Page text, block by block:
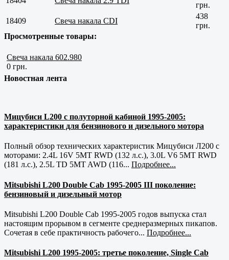
грн.
18409
Свеча накала CDI
438
грн.
Просмотренные товары:
Свеча накала 602.980
0 грн.
Новостная лента
Мицубиси L200 с полуторной кабиной 1995-2005:
характеристики для бензинового и дизельного мотора
Полный обзор технических характеристик Мицубиси Л200 с
моторами: 2.4L 16V 5MT RWD (132 л.с.), 3.0L V6 5MT RWD
(181 л.с.), 2.5L TD 5MT AWD (116... Подробнее...
Mitsubishi L200 Double Cab 1995-2005 III поколение:
бензиновый и дизельный мотор
Mitsubishi L200 Double Cab 1995-2005 годов выпуска стал
настоящим прорывом в сегменте среднеразмерных пикапов.
Сочетая в себе практичность рабочего... Подробнее...
Mitsubishi L200 1995-2005: третье поколение, Single Cab